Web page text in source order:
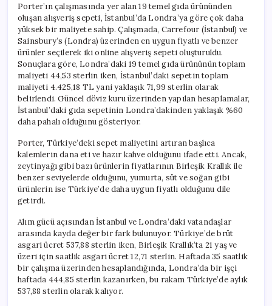
Porter’ın çalışmasında yer alan 19 temel gıda ürününden
oluşan alışveriş sepeti, İstanbul’da Londra’ya göre çok daha
yüksek bir maliyete sahip. Çalışmada, Carrefour (İstanbul) ve
Sainsbury’s (Londra) üzerinden en uygun fiyatlı ve benzer
ürünler seçilerek iki online alışveriş sepeti oluşturuldu.
Sonuçlara göre, Londra’daki 19 temel gıda ürününün toplam
maliyeti 44,53 sterlin iken, İstanbul’daki sepetin toplam
maliyeti 4.425,18 TL yani yaklaşık 71,99 sterlin olarak
belirlendi. Güncel döviz kuru üzerinden yapılan hesaplamalar,
İstanbul’daki gıda sepetinin Londra’dakinden yaklaşık %60
daha pahalı olduğunu gösteriyor.
Porter, Türkiye’deki sepet maliyetini artıran başlıca
kalemlerin dana eti ve hazır kahve olduğunu ifade etti. Ancak,
zeytinyağı gibi bazı ürünlerin fiyatlarının Birleşik Krallık ile
benzer seviyelerde olduğunu, yumurta, süt ve soğan gibi
ürünlerin ise Türkiye’de daha uygun fiyatlı olduğunu dile
getirdi.
Alım gücü açısından İstanbul ve Londra’daki vatandaşlar
arasında kayda değer bir fark bulunuyor. Türkiye’de brüt
asgari ücret 537,88 sterlin iken, Birleşik Krallık’ta 21 yaş ve
üzeri için saatlik asgari ücret 12,71 sterlin. Haftada 35 saatlik
bir çalışma üzerinden hesaplandığında, Londra’da bir işçi
haftada 444,85 sterlin kazanırken, bu rakam Türkiye’de aylık
537,88 sterlin olarak kalıyor.